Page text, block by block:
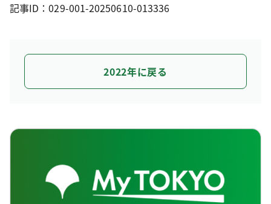
記事ID：029-001-20250610-013336
2022年に戻る